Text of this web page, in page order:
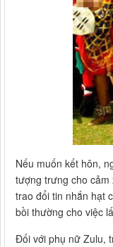
Nếu muốn kết hôn,
tượng trưng cho
trao đổi tin nhắn hạt
bồi thường cho việc
Đối với phụ nữ Zulu,